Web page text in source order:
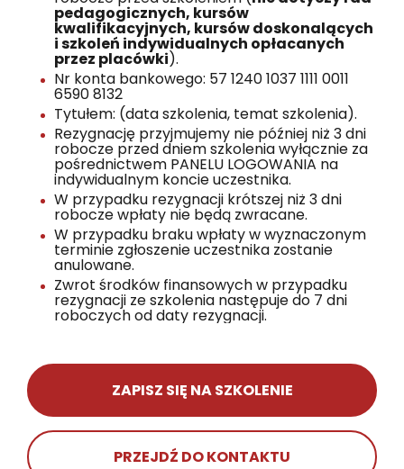
pedagogicznych, kursów
kwalifikacyjnych, kursów doskonalących
i szkoleń indywidualnych opłacanych
przez placówki).
Nr konta bankowego: 57 1240 1037 1111 0011
6590 8132
Tytułem: (data szkolenia, temat szkolenia).
Rezygnację przyjmujemy nie później niż 3 dni
robocze przed dniem szkolenia wyłącznie za
pośrednictwem PANELU LOGOWANIA na
indywidualnym koncie uczestnika.
W przypadku rezygnacji krótszej niż 3 dni
robocze wpłaty nie będą zwracane.
W przypadku braku wpłaty w wyznaczonym
terminie zgłoszenie uczestnika zostanie
anulowane.
Zwrot środków finansowych w przypadku
rezygnacji ze szkolenia następuje do 7 dni
roboczych od daty rezygnacji.
ZAPISZ SIĘ NA SZKOLENIE
PRZEJDŹ DO KONTAKTU